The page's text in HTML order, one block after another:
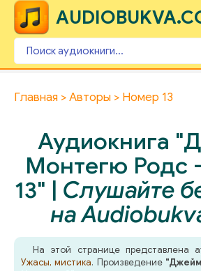
Главная Авторы Номер 13
Аудиокнига
Монтегю Родс
13" | Слушайте
на
На этой странице представлена
Ужасы, мистика. Произведение